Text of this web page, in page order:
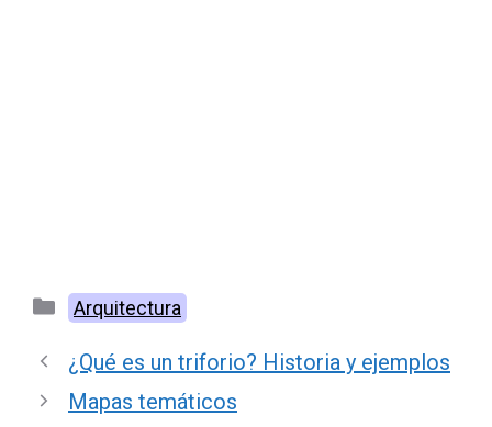
Categorías
Arquitectura
¿Qué es un triforio? Historia y ejemplos
Mapas temáticos